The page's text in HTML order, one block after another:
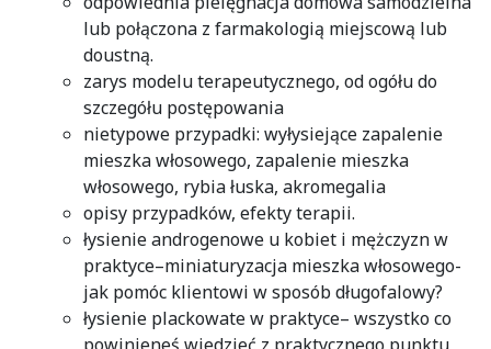
lub połączona z farmakologią miejscową lub
doustną.
zarys modelu terapeutycznego, od ogółu do
szczegółu postępowania
nietypowe przypadki: wyłysiejące zapalenie
mieszka włosowego, zapalenie mieszka
włosowego, rybia łuska, akromegalia
opisy przypadków, efekty terapii.
łysienie androgenowe u kobiet i mężczyzn w
praktyce–miniaturyzacja mieszka włosowego-
jak pomóc klientowi w sposób długofalowy?
łysienie plackowate w praktyce– wszystko co